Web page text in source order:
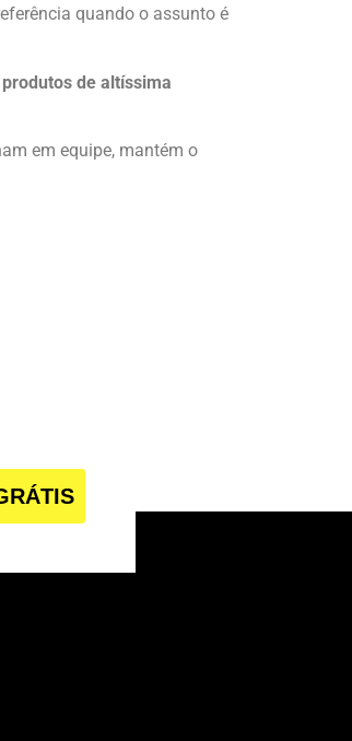
quando o assunto é
de altíssima
em equipe, mantém o